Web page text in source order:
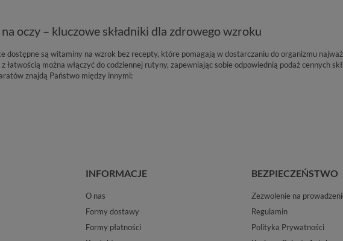
oczy – kluczowe składniki dla zdrowego wzroku
dostępne są witaminy na wzrok bez recepty, które pomagają w dostarczaniu do organizmu
łatwością można włączyć do codziennej rutyny, zapewniając sobie odpowiednią podaż cennych
znajdą Państwo między innymi:
INFORMACJE
O nas
Formy dostawy
Formy płatności
BEZPIECZEŃSTWO
Zezwolenie na
Regulamin
Polityka Prywatności